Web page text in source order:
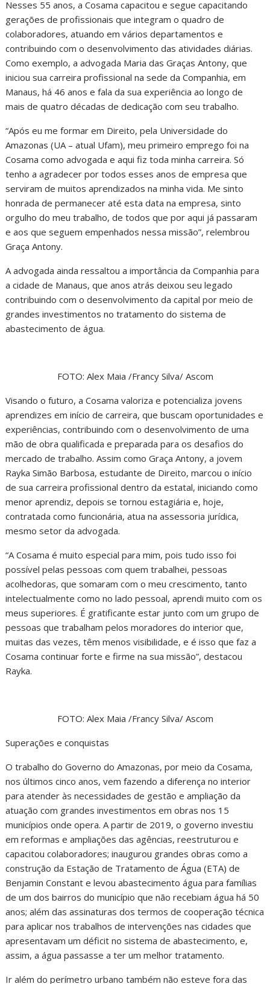
Nesses 55 anos, a Cosama capacitou e segue capacitando
gerações de profissionais que integram o quadro de
colaboradores, atuando em vários departamentos e
contribuindo com o desenvolvimento das atividades diárias.
Como exemplo, a advogada Maria das Graças Antony, que
iniciou sua carreira profissional na sede da Companhia, em
Manaus, há 46 anos e fala da sua experiência ao longo de
mais de quatro décadas de dedicação com seu trabalho.
“Após eu me formar em Direito, pela Universidade do
Amazonas (UA – atual Ufam), meu primeiro emprego foi na
Cosama como advogada e aqui fiz toda minha carreira. Só
tenho a agradecer por todos esses anos de empresa que
serviram de muitos aprendizados na minha vida. Me sinto
honrada de permanecer até esta data na empresa, sinto
orgulho do meu trabalho, de todos que por aqui já passaram
e aos que seguem empenhados nessa missão”, relembrou
Graça Antony.
A advogada ainda ressaltou a importância da Companhia para
a cidade de Manaus, que anos atrás deixou seu legado
contribuindo com o desenvolvimento da capital por meio de
grandes investimentos no tratamento do sistema de
abastecimento de água.
FOTO: Alex Maia /Francy Silva/ Ascom
Visando o futuro, a Cosama valoriza e potencializa jovens
aprendizes em início de carreira, que buscam oportunidades e
experiências, contribuindo com o desenvolvimento de uma
mão de obra qualificada e preparada para os desafios do
mercado de trabalho. Assim como Graça Antony, a jovem
Rayka Simão Barbosa, estudante de Direito, marcou o início
de sua carreira profissional dentro da estatal, iniciando como
menor aprendiz, depois se tornou estagiária e, hoje,
contratada como funcionária, atua na assessoria jurídica,
mesmo setor da advogada.
“A Cosama é muito especial para mim, pois tudo isso foi
possível pelas pessoas com quem trabalhei, pessoas
acolhedoras, que somaram com o meu crescimento, tanto
intelectualmente como no lado pessoal, aprendi muito com os
meus superiores. É gratificante estar junto com um grupo de
pessoas que trabalham pelos moradores do interior que,
muitas das vezes, têm menos visibilidade, e é isso que faz a
Cosama continuar forte e firme na sua missão”, destacou
Rayka.
FOTO: Alex Maia /Francy Silva/ Ascom
Superações e conquistas
O trabalho do Governo do Amazonas, por meio da Cosama,
nos últimos cinco anos, vem fazendo a diferença no interior
para atender às necessidades de gestão e ampliação da
atuação com grandes investimentos em obras nos 15
municípios onde opera. A partir de 2019, o governo investiu
em reformas e ampliações das agências, reestruturou e
capacitou colaboradores; inaugurou grandes obras como a
construção da Estação de Tratamento de Água (ETA) de
Benjamin Constant e levou abastecimento água para famílias
de um dos bairros do município que não recebiam água há 50
anos; além das assinaturas dos termos de cooperação técnica
para aplicar nos trabalhos de intervenções nas cidades que
apresentavam um déficit no sistema de abastecimento, e,
assim, a água passasse a ter um melhor tratamento.
Ir além do perímetro urbano também não esteve fora das